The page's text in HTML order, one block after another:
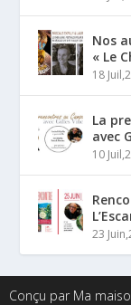
Nos
« Le
18
La
avec
10
23
Conçu par Ma